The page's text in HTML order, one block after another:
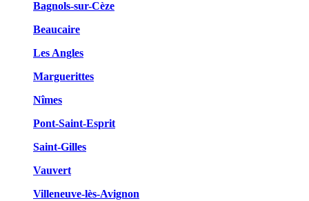
Bagnols-sur-Cèze
Beaucaire
Les Angles
Marguerittes
Nîmes
Pont-Saint-Esprit
Saint-Gilles
Vauvert
Villeneuve-lès-Avignon